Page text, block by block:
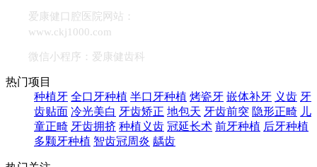
爱康健口腔医院网站：
www.ckj1000.com
微信小程序：爱康健齿科
热门项目
种植牙 全口牙种植 半口牙种植 烤瓷牙 嵌体补牙 义齿 牙
齿贴面 冷光美白 牙齿矫正 地包天 牙齿前突 隐形正畸 儿
童正畸 牙齿拥挤 种植义齿 冠延长术 前牙种植 后牙种植
多颗牙种植 智齿冠周炎 龋齿